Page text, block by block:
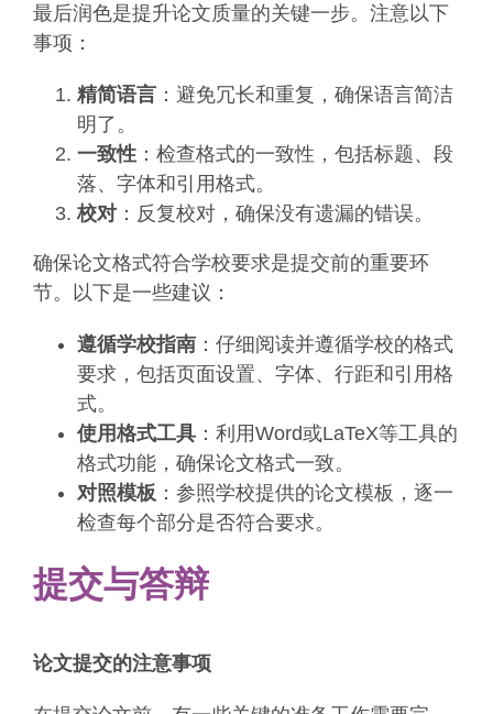
最后润色是提升论文质量的关键一步。注意以下
事项：
精简语言 ：避免冗长和重复，确保语言简洁
明了。
一致性 ：检查格式的一致性，包括标题、段
落、字体和引用格式。
校对 ：反复校对，确保没有遗漏的错误。
确保论文格式符合学校要求是提交前的重要环
节。以下是一些建议：
遵循学校指南 ：仔细阅读并遵循学校的格式
要求，包括页面设置、字体、行距和引用格
式。
使用格式工具 ：利用Word或LaTeX等工具的
格式功能，确保论文格式一致。
对照模板 ：参照学校提供的论文模板，逐一
检查每个部分是否符合要求。
提交与答辩
论文提交的注意事项